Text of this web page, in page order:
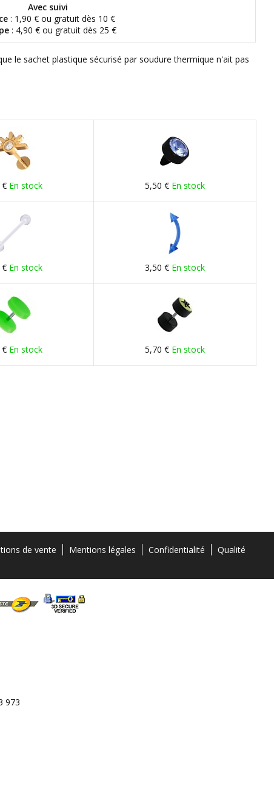
Avec suivi
: 1,90 € ou gratuit dès 10 €
: 4,90 € ou gratuit dès 25 €
le sachet plastique sécurisé par soudure thermique n'ait pas
€ En stock 5,50 € En stock
€ En stock 3,50 € En stock
€ En stock 5,70 € En stock
de vente Mentions légales Confidentialité
Qualité
973